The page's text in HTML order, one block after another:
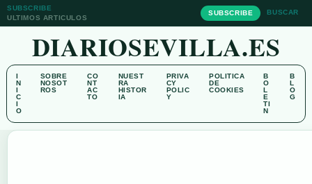
SUBSCRIBE
ULTIMOS ARTICULOS
SUBSCRIBE BUSCAR
DIARIOSEVILLA.ES
I
N
I
C
I
O
SOBRE
NOSOT
ROS
CO
NT
AC
TO
NUEST
RA
HISTOR
IA
PRIVA
CY
POLIC
Y
POLITICA
DE
COOKIES
B
O
L
E
TI
N
B
L
O
G